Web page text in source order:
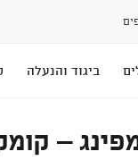
ביגוד והנעלה
–